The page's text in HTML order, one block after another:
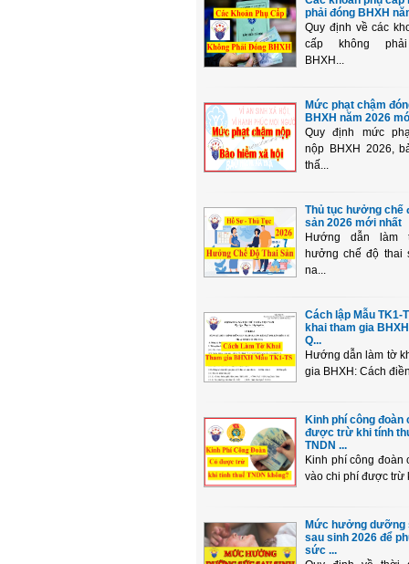
phải đóng BHXH
Quy định về các
cấp không
BHXH...
Mức phạt chậm
BHXH năm 2026
Quy định mức
nộp BHXH 2026,
thấ...
Thủ tục hưởng chế
sản 2026 mới nhất
Hướng dẫn làm
hưởng chế độ thai
na...
Cách lập Mẫu TK1-
khai tham gia
Q...
Hướng dẫn làm tờ
gia BHXH: Cách
Kinh phí công đoàn
được trừ khi tính
TNDN ...
Kinh phí công đoàn
vào chi phí được trừ
Mức hưởng dưỡng
sau sinh 2026 để
sức ...